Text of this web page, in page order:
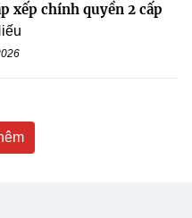
xếp chính quyền 2 cấp